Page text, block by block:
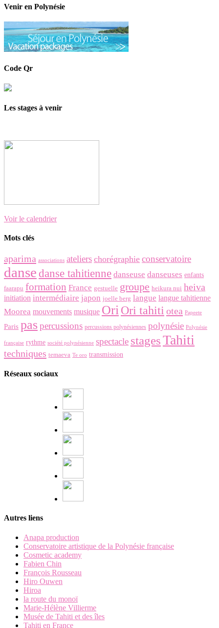
Venir en Polynésie
Code Qr
Les stages à venir
Voir le calendrier
Mots clés
aparima associations ateliers chorégraphie conservatoire
danse danse tahitienne danseuse danseuses enfants
faarapu formation France gestuelle groupe heikura nui heiva
initiation intermédiaire japon joelle berg langue langue tahitienne
Moorea mouvements musique Ori Ori tahiti otea Papeete
Paris pas percussions percussions polynésiennes polynésie Polynésie
française rythme société polynésienne spectacle stagesTahiti
techniques temaeva Te oro transmission
Réseaux sociaux
Autres liens
Anapa production
Conservatoire artistique de la Polynésie française
Cosmetic academy
Fabien Chin
François Rousseau
Hiro Ouwen
Hiroa
la route du monoï
Marie-Hélène Villierme
Musée de Tahiti et des îles
Tahiti en France